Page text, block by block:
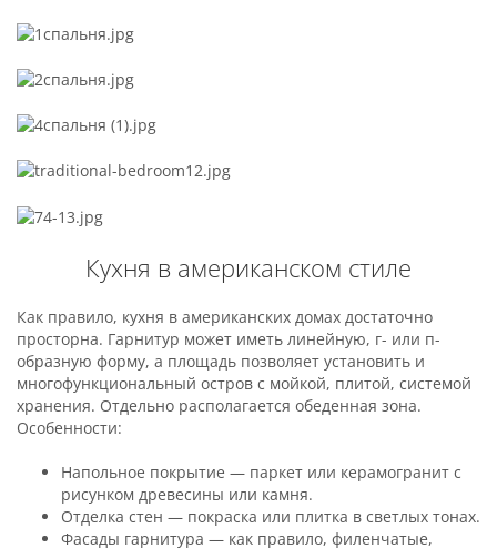
Кухня в американском стиле
Как правило, кухня в американских домах достаточно
просторна. Гарнитур может иметь линейную, г- или п-
образную форму, а площадь позволяет установить и
многофункциональный остров с мойкой, плитой, системой
хранения. Отдельно располагается обеденная зона.
Особенности:
Напольное покрытие — паркет или керамогранит с
рисунком древесины или камня.
Отделка стен — покраска или плитка в светлых тонах.
Фасады гарнитура — как правило, филенчатые,